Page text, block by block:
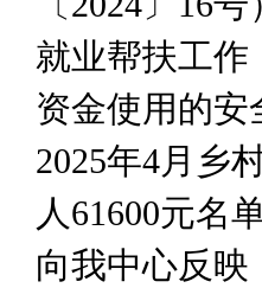
就业帮扶工作
资金使用的
2025年4月乡
人61600元名
向我中心反映